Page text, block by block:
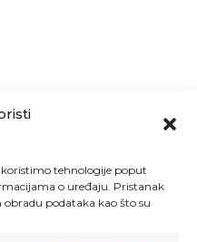
tehnologije poput
o uređaju. Pristanak
podataka kao što su